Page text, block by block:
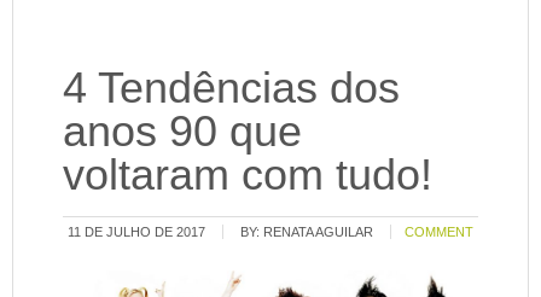
4 Tendências dos
anos 90 que
voltaram com tudo!
11 DE JULHO DE 2017 BY: RENATA AGUILAR COMMENT